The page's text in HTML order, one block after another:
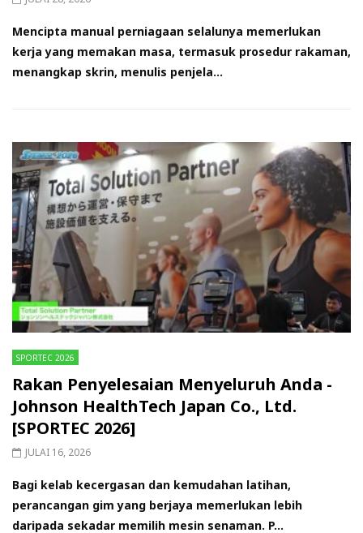
Mencipta manual perniagaan selalunya memerlukan
kerja yang memakan masa, termasuk prosedur rakaman,
menangkap skrin, menulis penjela...
SPORTEC 2026
Rakan Penyelesaian Menyeluruh Anda -
Johnson HealthTech Japan Co., Ltd.
[SPORTEC 2026]
JULAI 16, 2026
Bagi kelab kecergasan dan kemudahan latihan,
perancangan gim yang berjaya memerlukan lebih
daripada sekadar memilih mesin senaman. P...